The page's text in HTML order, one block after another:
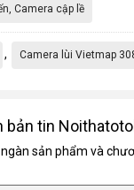
Camera cập lề
, Camera lùi Vietmap
bản tin
sản phẩm và